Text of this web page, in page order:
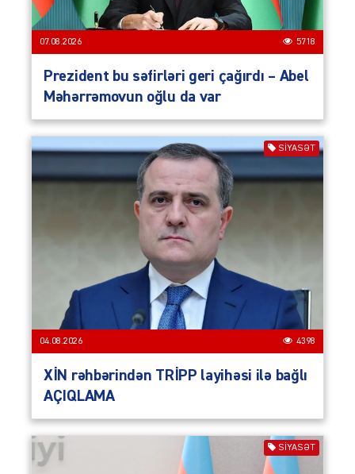
07.08.2026 5718
Prezident bu səfirləri geri çağırdı – Abel
Məhərrəmovun oğlu da var
SIYASƏT
04.08.2026 4398
XİN rəhbərindən TRİPP layihəsi ilə bağlı
AÇIQLAMA
SIYASƏT